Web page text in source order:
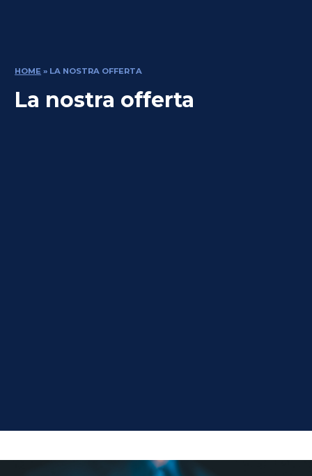
HOME » LA NOSTRA OFFERTA
La nostra offerta